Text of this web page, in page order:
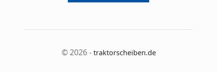
© 2026 - traktorscheiben.de